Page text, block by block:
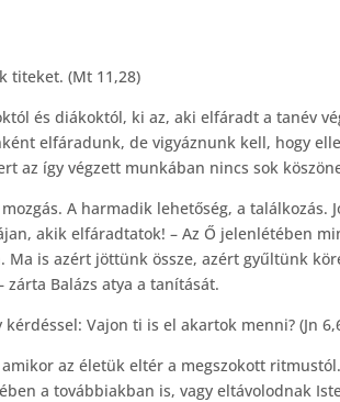
titeket. (Mt 11,28)
és diákoktól, ki az, aki elfáradt a tanév
elfáradunk, de vigyáznunk kell, hogy
az így végzett munkában nincs sok
A harmadik lehetőség, a találkozás.
akik elfáradtatok! – Az Ő jelenlétében
is azért jöttünk össze, azért gyűltünk
Balázs atya a tanítását.
Vajon ti is el akartok menni? (Jn
az életük eltér a megszokott
a továbbiakban is, vagy eltávolodnak